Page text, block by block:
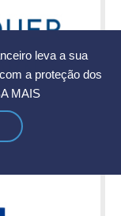
leva a sua
a proteção dos
MAIS